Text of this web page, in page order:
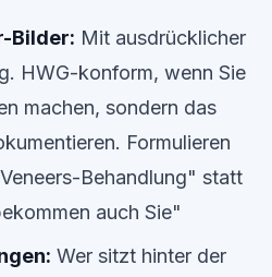
Bilder: Mit ausdrücklicher
HWG-konform, wenn Sie
machen, sondern das
Formulieren
Behandlung" statt
auch Sie"
Wer sitzt hinter der